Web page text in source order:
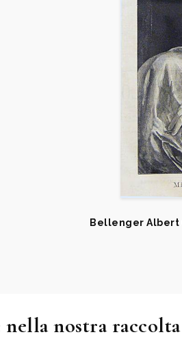
Bellenger Albert
nella nostra raccolta